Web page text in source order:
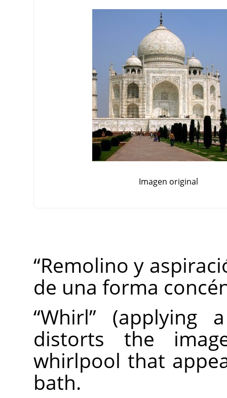
Imagen original
“Remolino y
de una forma
“Whirl” (applying
distorts the
whirlpool that
bath.